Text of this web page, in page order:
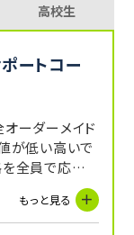
高校生
ートコー
ーダーメイド
が低い高いで
全員で応援し
もっと見る